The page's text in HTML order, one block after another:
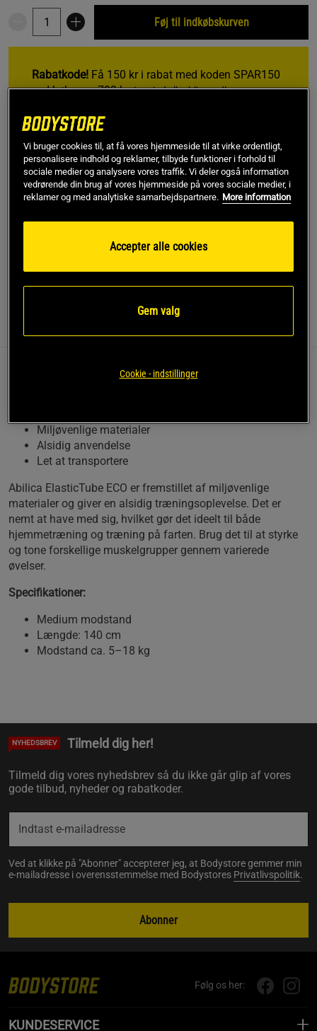
Føj til indkøbskurven
Rabatkode! Få 150 kr i rabat med koden SPAR150
ved køb over 799 kr.Log ind eller bliv medlem.
*Gælder ikke drikkevarer eller gavekort. Gælder til og med den 5/8
Gratis fragt over 349 kr Gratis retur 14 dages fortrydelsesret
miljøvenligt og alsidigt træningsredskab.
Dette træningsbånd er nemt at tage med og
Miljøvenlige materialer
Alsidig anvendelse
Let at transportere
Abilica ElasticTube ECO er fremstillet af miljøvenlige
materialer og giver en alsidig træningsoplevelse. Det er
nemt at have med sig, hvilket gør det ideelt til både
hjemmetræning og træning på farten. Brug det til at styrke
og tone forskellige muskelgrupper gennem varierede
øvelser.
Specifikationer:
Medium modstand
Længde: 140 cm
Modstand ca. 5–18 kg
NYHEDSBREV Tilmeld dig her!
Tilmeld dig vores nyhedsbrev så du ikke går glip af vores
gode tilbud, nyheder og rabatkoder.
Ved at klikke på "Abonner" accepterer jeg, at Bodystore gemmer min
e-mailadresse i overensstemmelse med Bodystores Privatlivspolitik.
Abonner
Følg os her:
KUNDESERVICE
Vi bruger cookies til, at få vores hjemmeside til at virke ordentligt,
personalisere indhold og reklamer, tilbyde funktioner i forhold til
sociale medier og analysere vores traffik. Vi deler også information
vedrørende din brug af vores hjemmeside på vores sociale medier, i
reklamer og med analytiske samarbejdspartnere. More information
Accepter alle cookies
Gem valg
Cookie - indstillinger